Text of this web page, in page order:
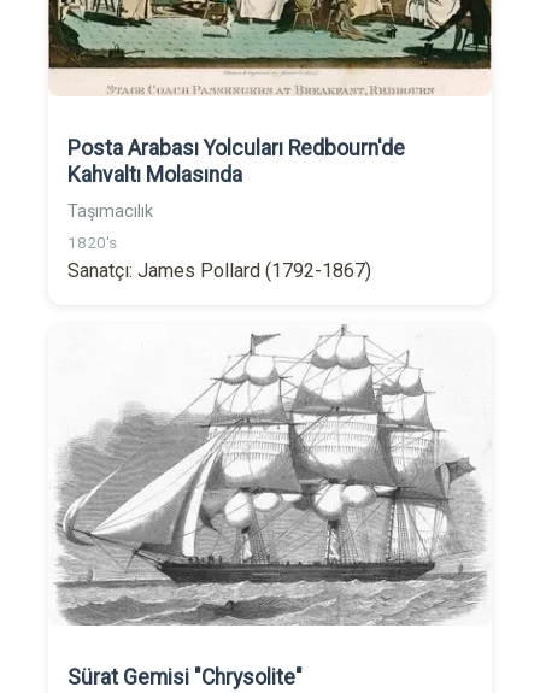
Posta Arabası Yolcuları Redbourn'de
Kahvaltı Molasında
Taşımacılık
1820's
Sanatçı: James Pollard (1792-1867)
Sürat Gemisi "Chrysolite"